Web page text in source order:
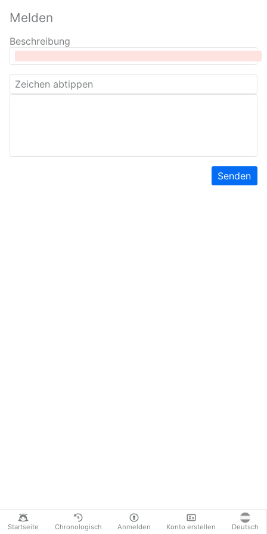
Startseite Chronologisch Anmelden Konto erstellen Deutsch
Melden
Beschreibung
Senden